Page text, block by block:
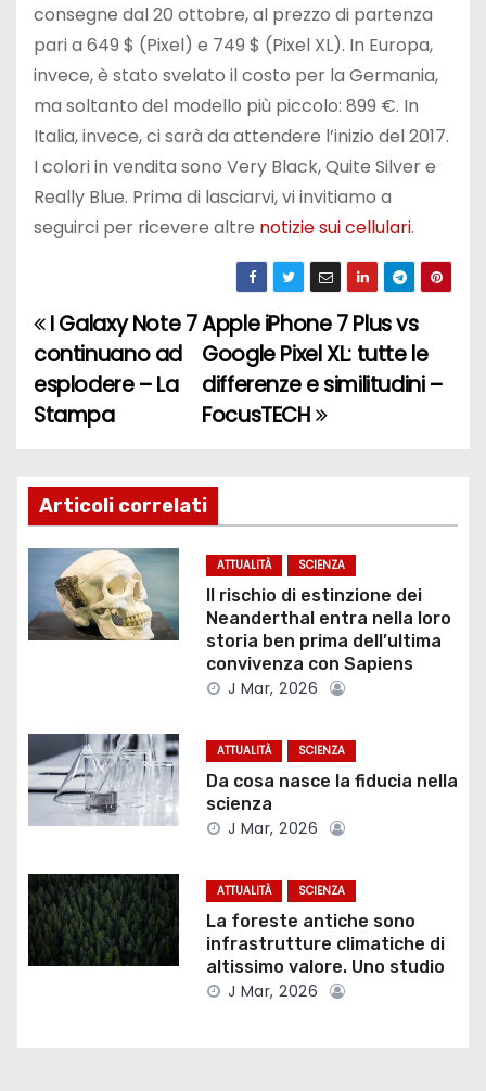
consegne dal 20 ottobre, al prezzo di partenza
pari a 649 $ (Pixel) e 749 $ (Pixel XL). In Europa,
invece, è stato svelato il costo per la Germania,
ma soltanto del modello più piccolo: 899 €. In
Italia, invece, ci sarà da attendere l’inizio del 2017.
I colori in vendita sono Very Black, Quite Silver e
Really Blue. Prima di lasciarvi, vi invitiamo a
seguirci per ricevere altre notizie sui cellulari.
N
a
v
g
a
z
i
n
e
a
r
t
i
Apple iPhone 7 Plus vs
Google Pixel XL: tutte le
differenze e similitudini –
FocusTECH
I Galaxy Note 7
continuano ad
esplodere – La
Stampa
Articoli correlati
ATTUALITÀ SCIENZA
Il rischio di estinzione dei
Neanderthal entra nella loro
storia ben prima dell’ultima
convivenza con Sapiens
J Mar, 2026
ATTUALITÀ SCIENZA
Da cosa nasce la fiducia nella
scienza
J Mar, 2026
ATTUALITÀ SCIENZA
La foreste antiche sono
infrastrutture climatiche di
altissimo valore. Uno studio
J Mar, 2026